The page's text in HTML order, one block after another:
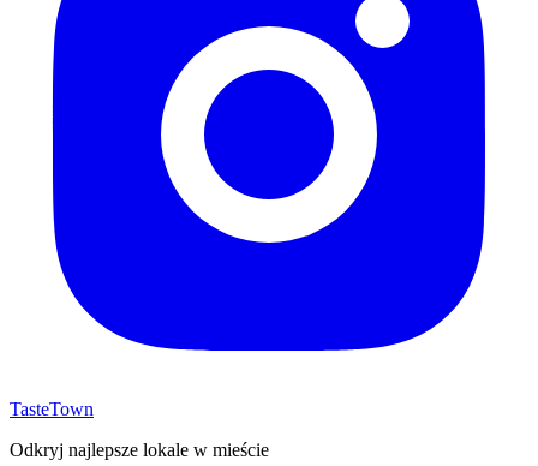
TasteTown
Odkryj najlepsze lokale w mieście